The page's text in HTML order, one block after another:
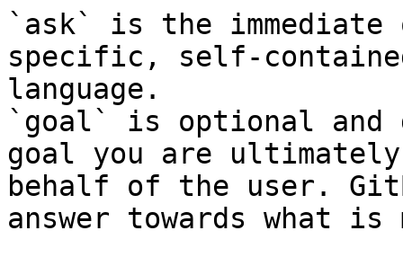
`ask` is the
specific, self-
language.
`goal` is optional and
goal you are
behalf of the user.
answer towards what